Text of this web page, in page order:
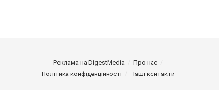
Реклама на DigestMedia
Про нас
Політика конфіденційності
Наші контакти